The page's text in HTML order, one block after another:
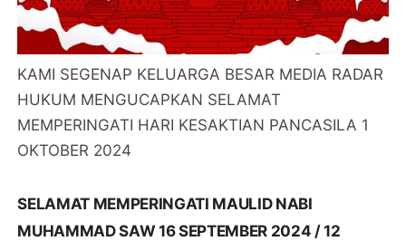
KAMI SEGENAP KELUARGA BESAR MEDIA RADAR
HUKUM MENGUCAPKAN SELAMAT
MEMPERINGATI HARI KESAKTIAN PANCASILA 1
OKTOBER 2024
SELAMAT MEMPERINGATI MAULID NABI
MUHAMMAD SAW 16 SEPTEMBER 2024 / 12